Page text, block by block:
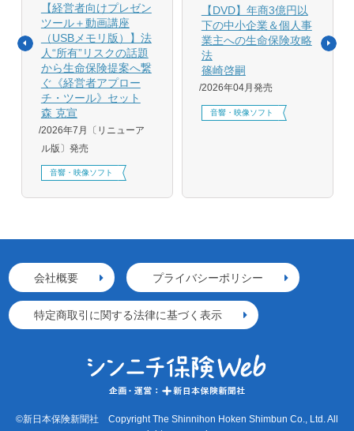
【経営者向けプレゼン
ツール＋動画講座
（USBメモリ版）】法
人“所有”リスクの話題
から生命保険提案へ繋
ぐ《経営者アプロー
チ・ツール》セット
森 克宣
2026年7月〔リニューア
ル版〕発売
音響・映像ソフト
【DVD】年商3億円以
下の中小企業＆個人事
業主への生命保険攻略
法
篠崎啓嗣
2026年04月発売
音響・映像ソフト
会社概要 プライバシーポリシー
特定商取引に関する法律に基づく表示
©新日本保険新聞社 Copyright The Shinnihon Hoken Shimbun Co., Ltd. All